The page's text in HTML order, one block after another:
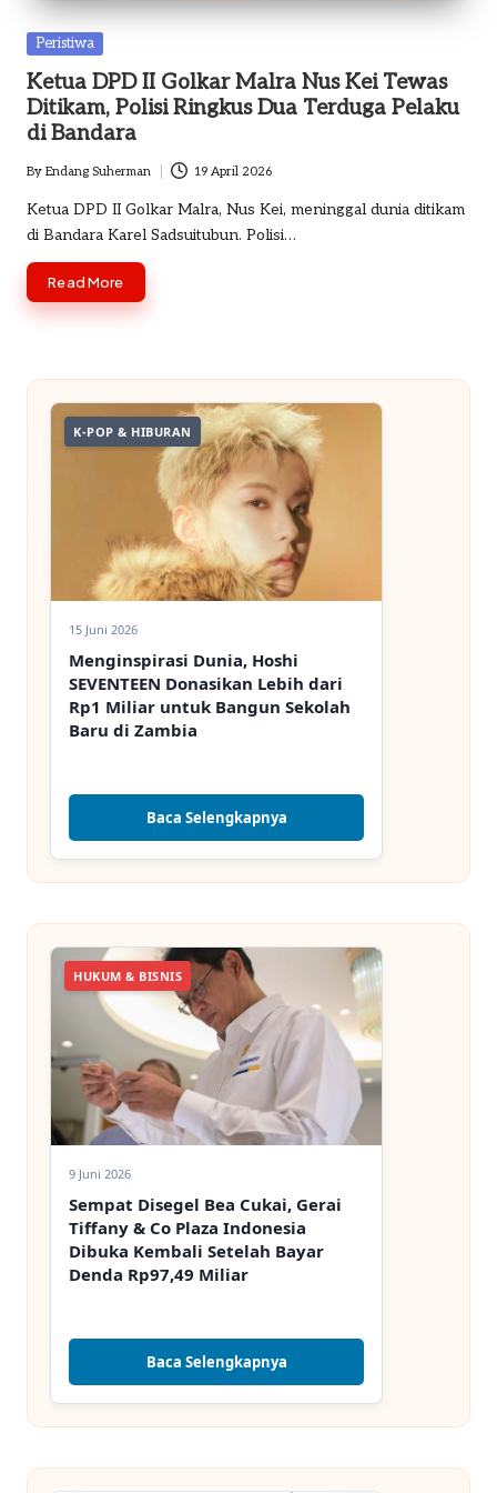
o
m
Posted
Peristiwa
Ketua DPD II Golkar Malra Nus Kei Tewas
Ditikam, Polisi Ringkus Dua Terduga Pelaku
di Bandara
Posted
by
By Endang Suherman 19 April 2026
Ketua DPD II Golkar Malra, Nus Kei, meninggal dunia ditikam
di Bandara Karel Sadsuitubun. Polisi…
Read More
K-POP & HIBURAN
15 Juni 2026
Menginspirasi Dunia, Hoshi
SEVENTEEN Donasikan Lebih dari
Rp1 Miliar untuk Bangun Sekolah
Baru di Zambia
Baca Selengkapnya
HUKUM & BISNIS
9 Juni 2026
Sempat Disegel Bea Cukai, Gerai
Tiffany & Co Plaza Indonesia
Dibuka Kembali Setelah Bayar
Denda Rp97,49 Miliar
Baca Selengkapnya